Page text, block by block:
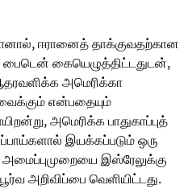
ஈரானைத் தாக்குவதற்கான
பைடென் கையெழுத்திட்டதுடன்,
அமெரிக்கா
என்பதையும்
அமெரிக்க பாதுகாப்புத்
இயக்கப்படும் ஒரு
அமைப்புமுறையை இஸ்ரேலுக்கு
அறிவிப்பை வெளியிட்டது.